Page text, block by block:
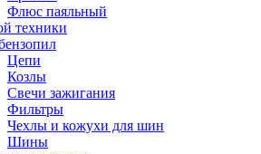
Флюс паяльный
техники
Цепи
Козлы
Свечи зажигания
Фильтры
Чехлы и кожухи для шин
Шины